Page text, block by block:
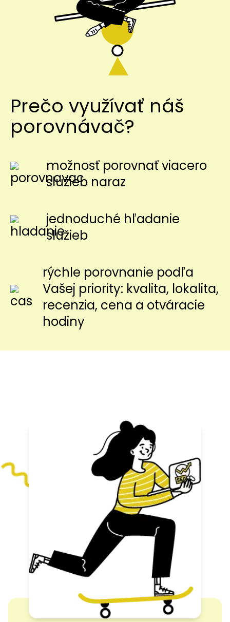
Prečo využívať náš
porovnávač?
možnosť porovnať viacero
služieb naraz
jednoduché hľadanie
služieb
rýchle porovnanie podľa
Vašej priority: kvalita, lokalita,
recenzia, cena a otváracie
hodiny